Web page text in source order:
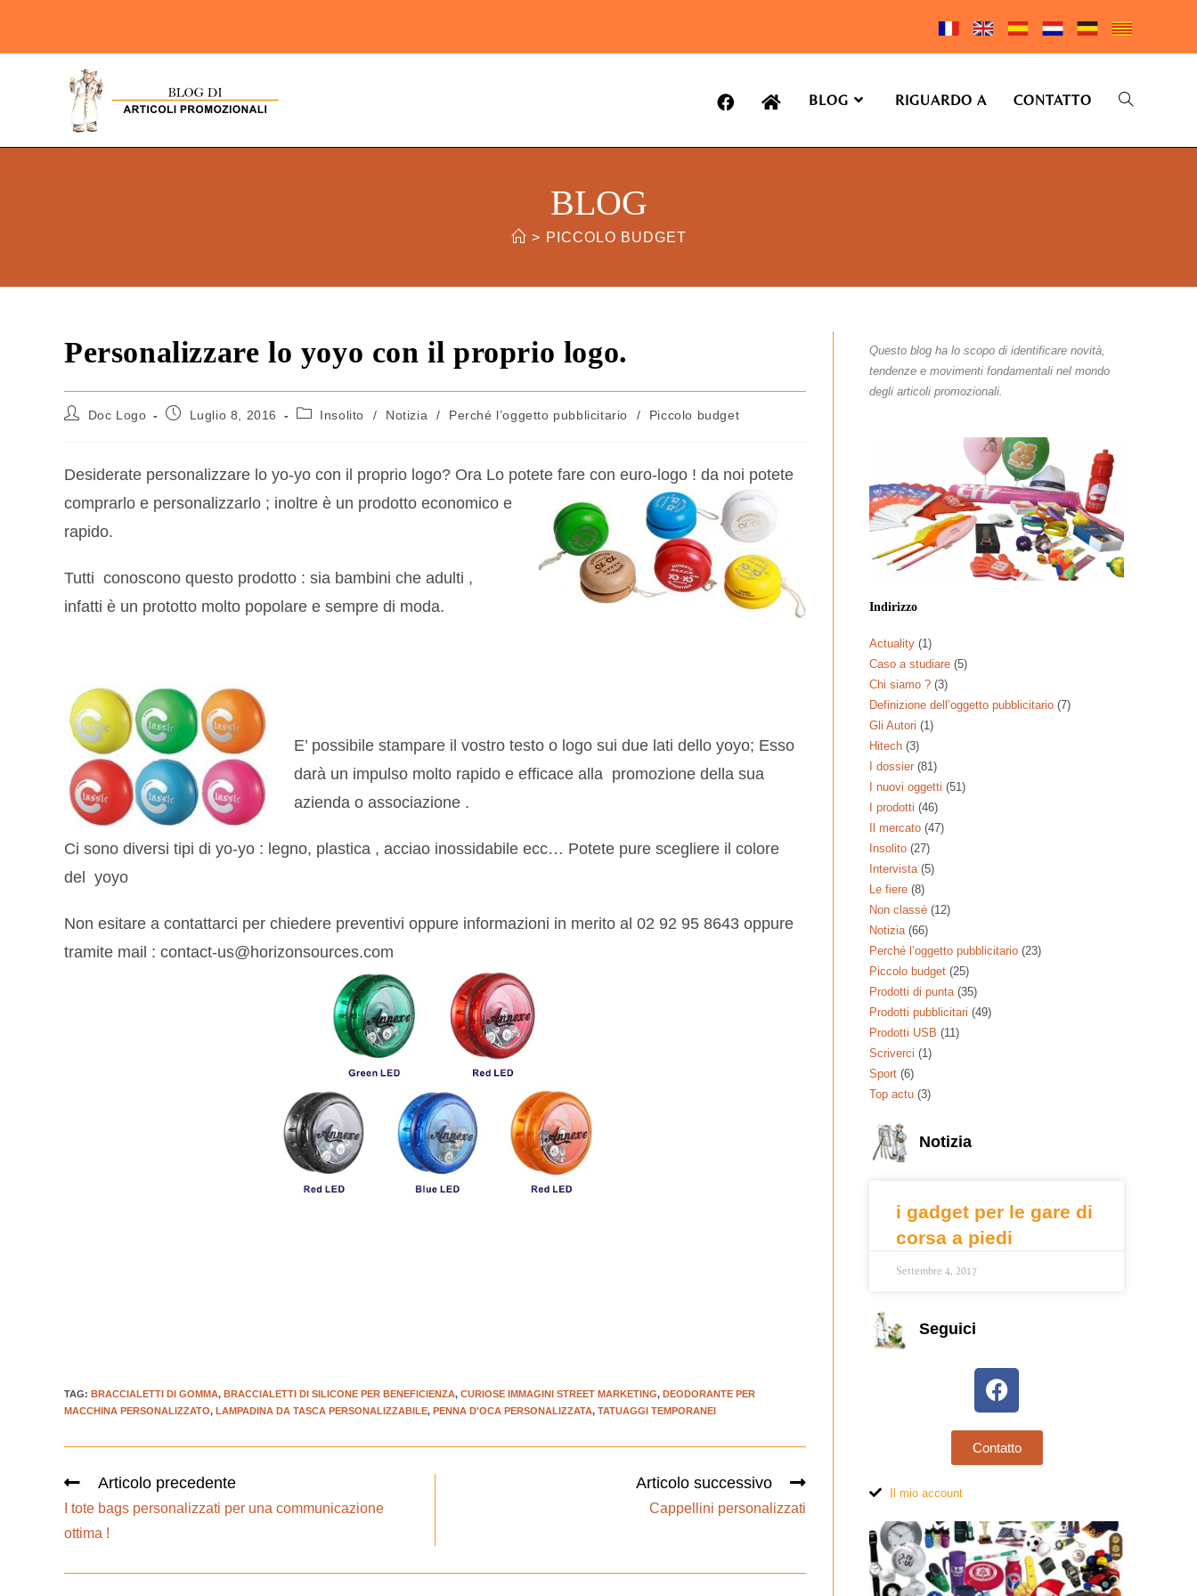
BLOG RIGUARDO A CONTATTO
BLOG
> PICCOLO BUDGET
Personalizzare lo yoyo con il proprio logo.
Doc Logo Luglio 8, 2016 Insolito / Notizia / Perché l’oggetto pubblicitario / Piccolo budget
Desiderate personalizzare lo yo-yo con il proprio logo? Ora Lo potete fare con euro-logo ! da noi potete
comprarlo e personalizzarlo ; inoltre è un prodotto economico e
rapido.
Tutti conoscono questo prodotto : sia bambini che adulti ,
infatti è un prototto molto popolare e sempre di moda.
E’ possibile stampare il vostro testo o logo sui due lati dello yoyo; Esso
darà un impulso molto rapido e efficace alla promozione della sua
azienda o associazione .
Ci sono diversi tipi di yo-yo : legno, plastica , acciao inossidabile ecc… Potete pure scegliere il colore
del yoyo
Non esitare a contattarci per chiedere preventivi oppure informazioni in merito al 02 92 95 8643 oppure
tramite mail : contact-us@horizonsources.com
TAG: BRACCIALETTI DI GOMMA, BRACCIALETTI DI SILICONE PER BENEFICIENZA, CURIOSE IMMAGINI STREET MARKETING, DEODORANTE PER
MACCHINA PERSONALIZZATO, LAMPADINA DA TASCA PERSONALIZZABILE, PENNA D'OCA PERSONALIZZATA, TATUAGGI TEMPORANEI
Articolo precedente
I tote bags personalizzati per una communicazione
ottima !
Articolo successivo
Cappellini personalizzati
Questo blog ha lo scopo di identificare novità,
tendenze e movimenti fondamentali nel mondo
degli articoli promozionali.
Indirizzo
Actuality (1)
Caso a studiare (5)
Chi siamo ? (3)
Definizione dell’oggetto pubblicitario (7)
Gli Autori (1)
Hitech (3)
I dossier (81)
I nuovi oggetti (51)
I prodotti (46)
Il mercato (47)
Insolito (27)
Intervista (5)
Le fiere (8)
Non classé (12)
Notizia (66)
Perché l’oggetto pubblicitario (23)
Piccolo budget (25)
Prodotti di punta (35)
Prodotti pubblicitari (49)
Prodotti USB (11)
Scriverci (1)
Sport (6)
Top actu (3)
Notizia
i gadget per le gare di
corsa a piedi
Settembre 4, 2017
Seguici
Contatto
Il mio account